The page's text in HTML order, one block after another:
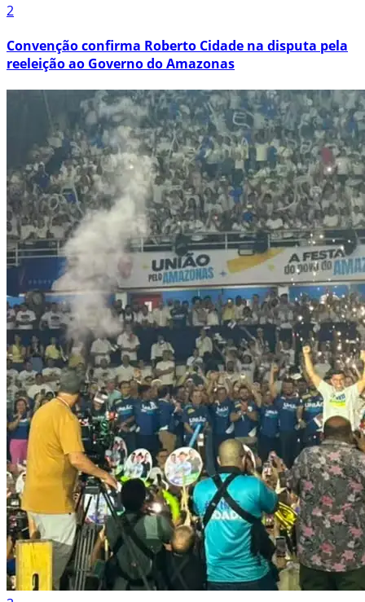
2
Convenção confirma Roberto Cidade na disputa pela
reeleição ao Governo do Amazonas